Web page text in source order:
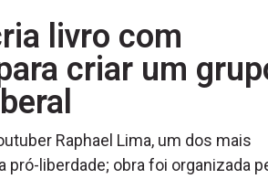
livro com
criar um
Raphael Lima, um dos mais
liberdade; obra foi organizada